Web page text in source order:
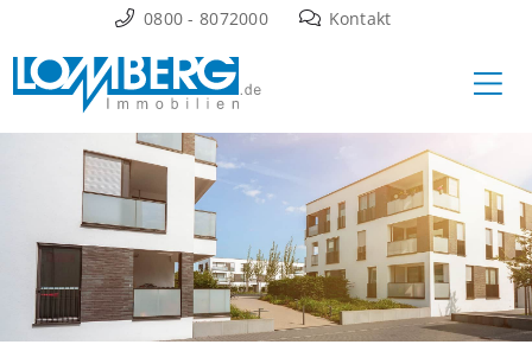
Inhalt
springen
0800 - 8072000 Kontakt